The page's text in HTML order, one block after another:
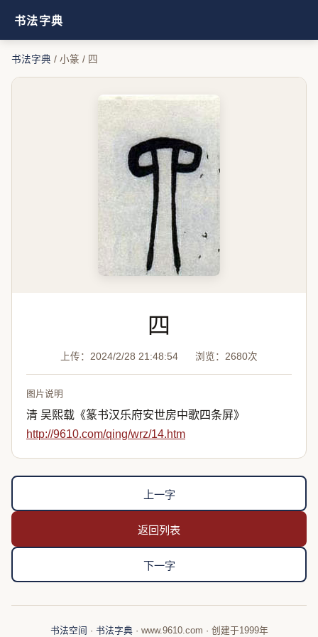
书法字典
书法字典 / 小篆 / 四
四
上传：2024/2/28 21:48:54 浏览：2680次
图片说明
清 吴熙载《篆书汉乐府安世房中歌四条屏》
http://9610.com/qing/wrz/14.htm
上一字
返回列表
下一字
书法空间 · 书法字典· www.9610.com · 创建于1999年